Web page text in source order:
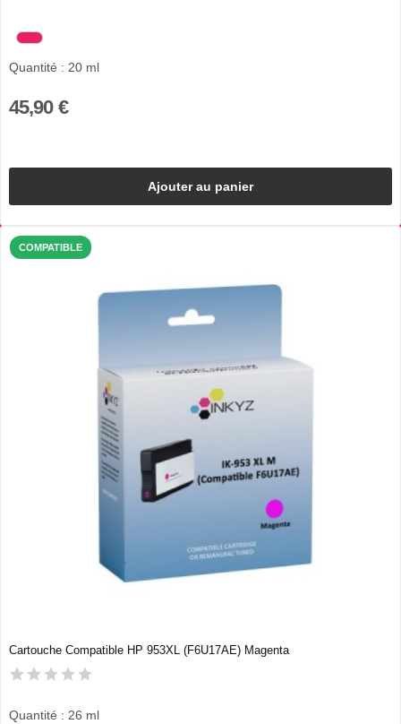
Quantité : 20 ml
45,90 €
Ajouter au panier
COMPATIBLE
Cartouche Compatible HP 953XL (F6U17AE) Magenta
Quantité : 26 ml